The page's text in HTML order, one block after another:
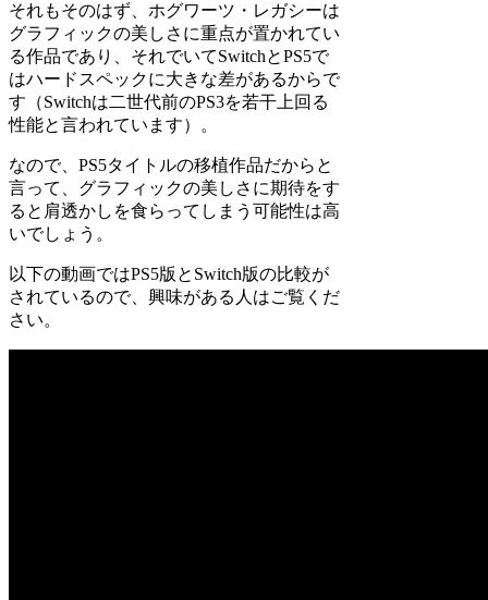
それもそのはず、ホグワーツ・レガシーは
グラフィックの美しさに重点が置かれてい
る作品であり、それでいてSwitchとPS5で
はハードスペックに大きな差があるからで
す（Switchは二世代前のPS3を若干上回る
性能と言われています）。
なので、PS5タイトルの移植作品だからと
言って、グラフィックの美しさに期待をす
ると肩透かしを食らってしまう可能性は高
いでしょう。
以下の動画ではPS5版とSwitch版の比較が
されているので、興味がある人はご覧くだ
さい。